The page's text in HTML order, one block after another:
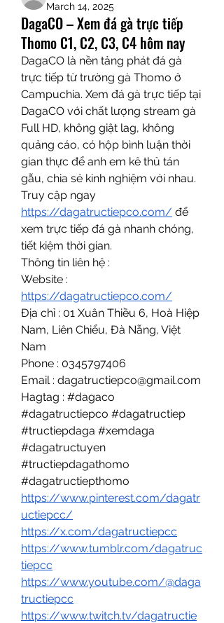
March 14, 2025
DagaCO – Xem đá gà trực tiếp
Thomo C1, C2, C3, C4 hôm nay
DagaCO là nền tảng phát đá gà
trực tiếp từ trường gà Thomo ở
Campuchia. Xem đá gà trực tiếp tại
DagaCO với chất lượng stream gà
Full HD, không giật lag, không
quảng cáo, có hộp bình luận thời
gian thực để anh em kê thủ tán
gẫu, chia sẻ kinh nghiệm với nhau.
https://dagatructiepco.com/ để
xem trực tiếp đá gà nhanh chóng,
tiết kiệm thời gian.
Thông tin liên hệ :
Website :
https://dagatructiepco.com/
Địa chỉ : 01 Xuân Thiều 6, Hoà Hiệp
Nam, Liên Chiểu, Đà Nẵng, Việt
Nam
Phone : 0345797406
Email : dagatructiepco@gmail.com
Hagtag : #dagaco
#dagatructiepco #dagatructiep
#tructiepdaga #xemdaga
#dagatructuyen
#tructiepdagathomo
#dagatructiepthomo
https://www.pinterest.com/dagatr
uctiepcc/
https://x.com/dagatructiepcc
https://www.tumblr.com/dagatruc
tiepcc
https://www.youtube.com/@daga
tructiepcc
https://www.twitch.tv/dagatructie